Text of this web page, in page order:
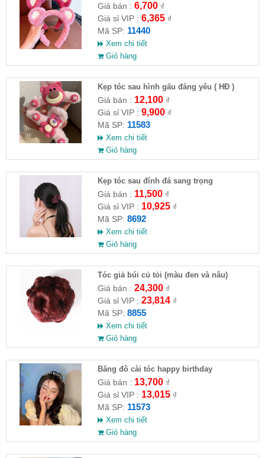
Giá bán : 6,700₫
Giá sỉ VIP : 6,365₫
Mã SP: 11440
Xem chi tiết
Giỏ hàng
Kẹp tóc sau hình gấu đáng yêu ( HĐ )
Giá bán : 12,100₫
Giá sỉ VIP : 9,900₫
Mã SP: 11583
Xem chi tiết
Giỏ hàng
Kẹp tóc sau đính đá sang trọng
Giá bán : 11,500₫
Giá sỉ VIP : 10,925₫
Mã SP: 8692
Xem chi tiết
Giỏ hàng
Tóc giả búi củ tỏi (màu đen và nâu)
Giá bán : 24,300₫
Giá sỉ VIP : 23,814₫
Mã SP: 8855
Xem chi tiết
Giỏ hàng
Băng đô cài tóc happy birthday
Giá bán : 13,700₫
Giá sỉ VIP : 13,015₫
Mã SP: 11573
Xem chi tiết
Giỏ hàng